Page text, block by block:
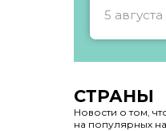
5 августа
СТРАНЫ
Новости о том,
на популярных